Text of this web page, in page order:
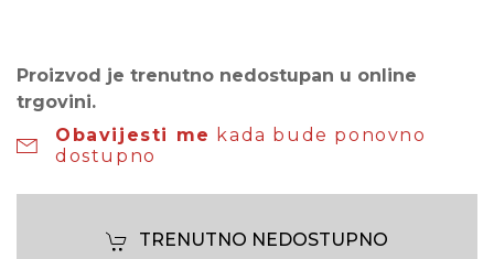
Proizvod je trenutno nedostupan u online
trgovini.
Obavijesti me kada bude ponovno
dostupno
TRENUTNO NEDOSTUPNO